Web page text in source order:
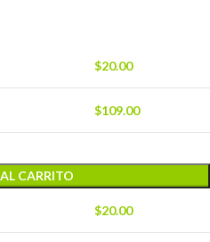
$20.00
$109.00
CARRITO
$20.00